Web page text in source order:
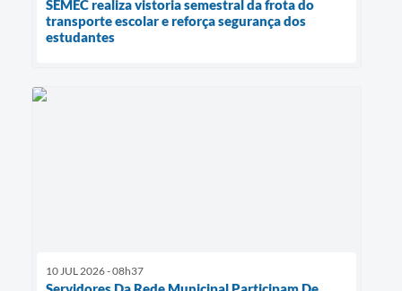
SEMEC realiza vistoria semestral da frota do
transporte escolar e reforça segurança dos
estudantes
10 JUL 2026 - 08h37